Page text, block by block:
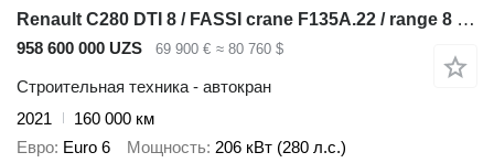
Renault C280 DTI 8 / FASSI crane F135A.22 / range 8 m / Flatbed 15 EPAL
958 600 000 UZS 69 900 € ≈ 80 760 $
Строительная техника - автокран
2021
160 000 км
Евро Euro 6 Мощность 206 кВт (280 л.с.)